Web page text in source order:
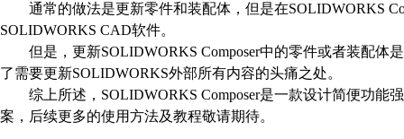
通常的做法是更新零件和装配体，但是在SOLIDWORKS
SOLIDWORKS CAD软件。
但是，更新SOLIDWORKS Composer中的零件或者装配体
了需要更新SOLIDWORKS外部所有内容的头痛之处。
综上所述， SOLIDWORKS Composer是一款设计简便功能
案，后续更多的使用方法及教程敬请期待。